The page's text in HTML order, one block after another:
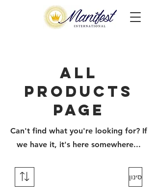
All
Products
Page
Can't find what you're looking for? If
we have it, it's here somewhere...
סינון